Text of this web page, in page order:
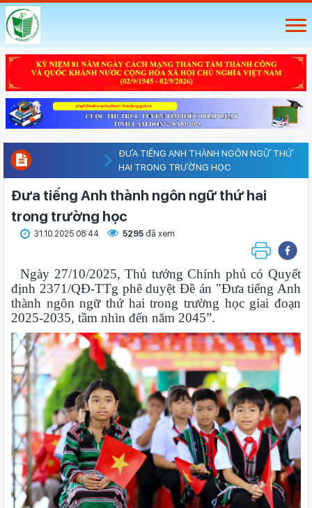
ĐƯA TIẾNG ANH THÀNH NGÔN NGỮ THỨ
HAI TRONG TRƯỜNG HỌC
Đưa tiếng Anh thành ngôn ngữ thứ hai
trong trường học
31.10.2025 08:44 5295 đã xem
Ngày 27/10/2025, Thủ tướng Chính phủ có Quyết
định 2371/QĐ-TTg phê duyệt Đề án "Đưa tiếng Anh
thành ngôn ngữ thứ hai trong trường học giai đoạn
2025-2035, tầm nhìn đến năm 2045”.